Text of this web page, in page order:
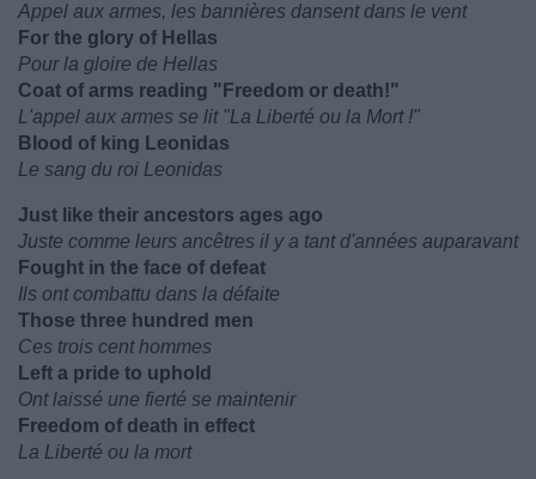
Appel aux armes, les bannières dansent dans le vent
For the glory of Hellas
Pour la gloire de Hellas
Coat of arms reading "Freedom or death!"
L'appel aux armes se lit "La Liberté ou la Mort !"
Blood of king Leonidas
Le sang du roi Leonidas
Just like their ancestors ages ago
Juste comme leurs ancêtres il y a tant d'années auparavant
Fought in the face of defeat
Ils ont combattu dans la défaite
Those three hundred men
Ces trois cent hommes
Left a pride to uphold
Ont laissé une fierté se maintenir
Freedom of death in effect
La Liberté ou la mort